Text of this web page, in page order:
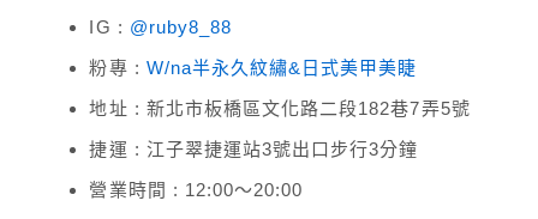
IG : @ruby8_88
粉專 : W/na半永久紋繡&日式美甲美睫
地址 : 新北市板橋區文化路二段182巷7弄5號
捷運 : 江子翠捷運站3號出口步行3分鐘
營業時間 : 12:00～20:00